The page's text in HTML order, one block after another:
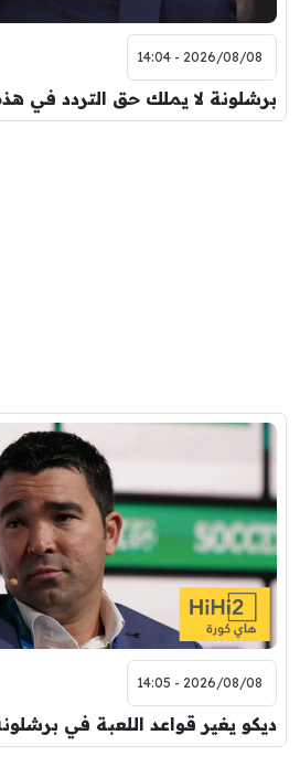
2026/08/08 - 14:04
برشلونة لا يملك حق التردد في
2026/08/08 - 14:05
ديكو يغير قواعد اللعبة في